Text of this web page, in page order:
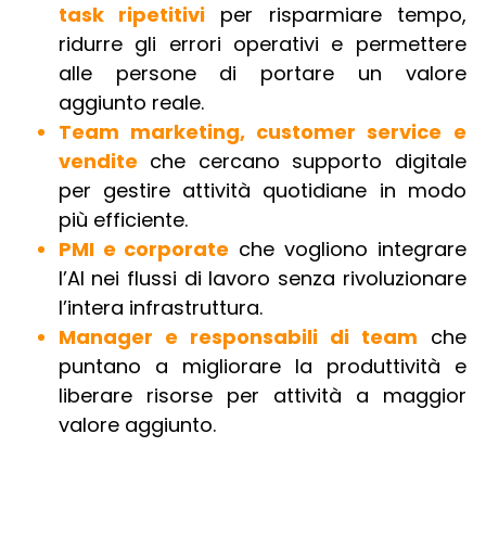
task ripetitivi per risparmiare tempo,
ridurre gli errori operativi e permettere
alle persone di portare un valore
aggiunto reale.
Team marketing, customer service e
vendite che cercano supporto digitale
per gestire attività quotidiane in modo
più efficiente.
PMI e corporate che vogliono integrare
l’AI nei flussi di lavoro senza rivoluzionare
l’intera infrastruttura.
Manager e responsabili di team che
puntano a migliorare la produttività e
liberare risorse per attività a maggior
valore aggiunto.